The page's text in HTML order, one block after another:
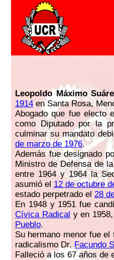
Leopoldo Máximo
1914 en Santa Rosa,
Abogado que fue electo
como Diputado por la
culminar su mandato
de marzo de 1976.
Además fue designado
Ministro de Defensa de
entre 1964 y 1964 la
asumió el 12 de octubre
estado perpetrado el 28
En 1948 y 1951 fue
Cívica Radical y en
Pueblo.
Su hermano menor fue
radicalismo Dr.Facundo
Falleció a los 67 años de